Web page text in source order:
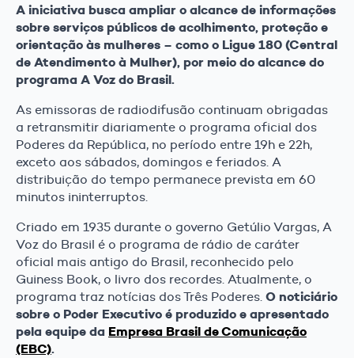
A iniciativa busca ampliar o alcance de informações
sobre serviços públicos de acolhimento, proteção e
orientação às mulheres – como o Ligue 180 (Central
de Atendimento à Mulher), por meio do alcance do
programa A Voz do Brasil.
As emissoras de radiodifusão continuam obrigadas
a retransmitir diariamente o programa oficial dos
Poderes da República, no período entre 19h e 22h,
exceto aos sábados, domingos e feriados. A
distribuição do tempo permanece prevista em 60
minutos ininterruptos.
Criado em 1935 durante o governo Getúlio Vargas, A
Voz do Brasil é o programa de rádio de caráter
oficial mais antigo do Brasil, reconhecido pelo
Guiness Book, o livro dos recordes. Atualmente, o
programa traz notícias dos Três Poderes. O noticiário
sobre o Poder Executivo é produzido e apresentado
pela equipe da Empresa Brasil de Comunicação
(EBC).